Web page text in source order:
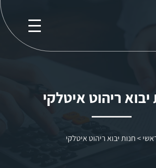
יבוא ריהוט איטלקי
>חנות יבוא ריהוט איטלקי